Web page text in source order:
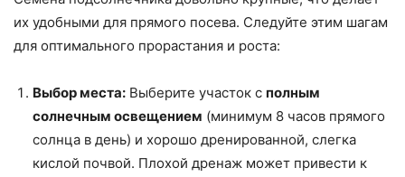
их удобными для прямого посева. Следуйте этим шагам
для оптимального прорастания и роста:
Выбор места: Выберите участок с полным
солнечным освещением (минимум 8 часов прямого
солнца в день) и хорошо дренированной, слегка
кислой почвой. Плохой дренаж может привести к